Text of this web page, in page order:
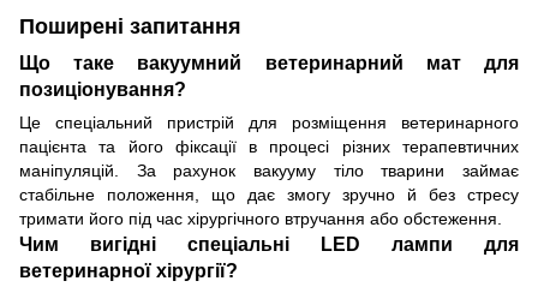
Поширені запитання
Що таке вакуумний ветеринарний мат для
позиціонування?
Це спеціальний пристрій для розміщення ветеринарного
пацієнта та його фіксації в процесі різних терапевтичних
маніпуляцій. За рахунок вакууму тіло тварини займає
стабільне положення, що дає змогу зручно й без стресу
тримати його під час хірургічного втручання або обстеження.
Чим вигідні спеціальні LED лампи для
ветеринарної хірургії?